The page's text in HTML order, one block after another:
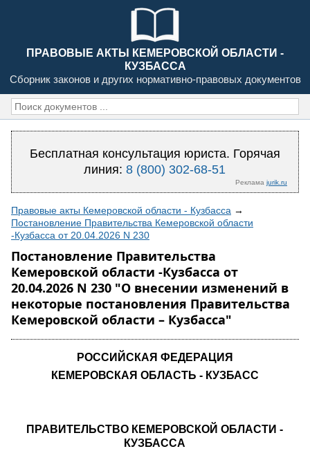
ПРАВОВЫЕ АКТЫ КЕМЕРОВСКОЙ ОБЛАСТИ -
КУЗБАССА
Сборник законов и других нормативно-правовых документов
Бесплатная консультация юриста. Горячая
линия:8 (800) 302-68-51
Реклама jurik.ru
Правовые акты Кемеровской области - Кузбасса →
Постановление Правительства Кемеровской области
-Кузбасса от 20.04.2026 N 230
Постановление Правительства
Кемеровской области -Кузбасса от
20.04.2026 N 230 "О внесении изменений в
некоторые постановления Правительства
Кемеровской области – Кузбасса"
РОССИЙСКАЯ ФЕДЕРАЦИЯ
КЕМЕРОВСКАЯ ОБЛАСТЬ - КУЗБАСС
ПРАВИТЕЛЬСТВО КЕМЕРОВСКОЙ ОБЛАСТИ -
КУЗБАССА